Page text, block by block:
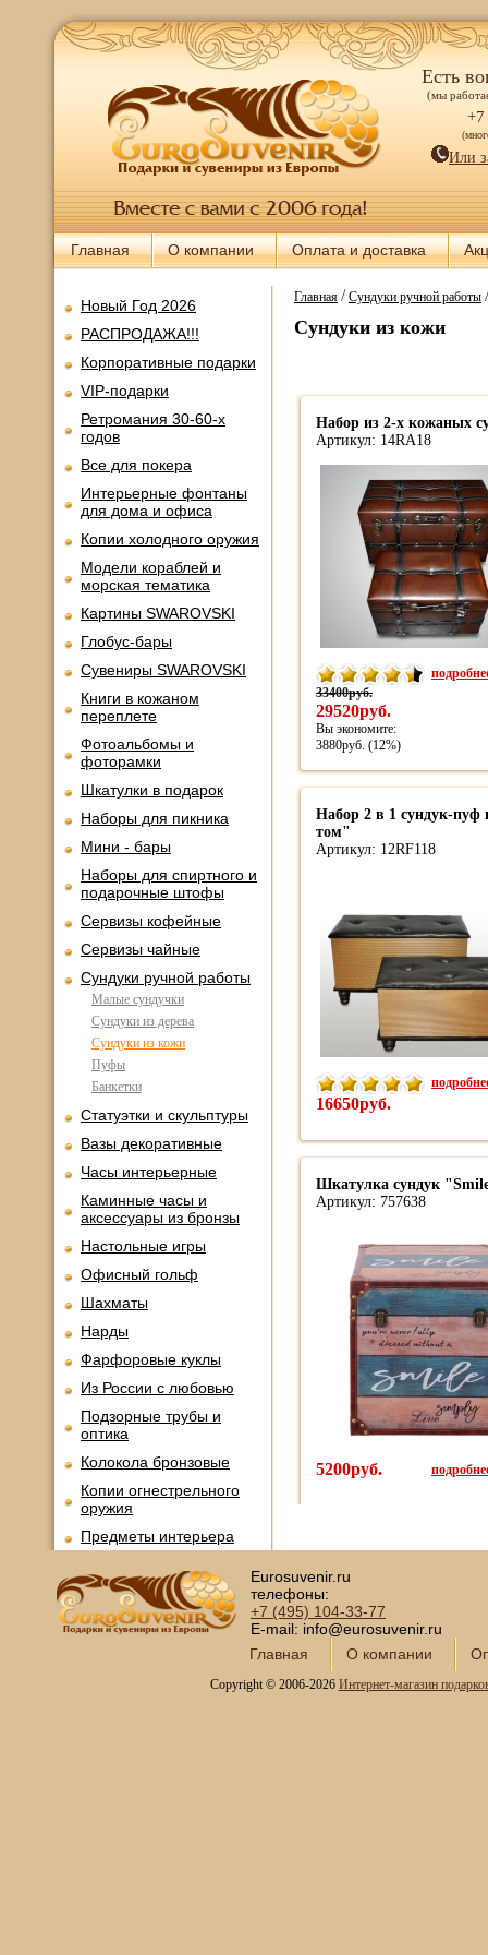
Есть
(мы
+7
Или
Главная О компании Оплата и доставка
Новый Год 2026
РАСПРОДАЖА!!!
Корпоративные подарки
VIP-подарки
Ретромания 30-60-х
годов
Все для покера
Интерьерные фонтаны
для дома и офиса
Копии холодного оружия
Модели кораблей и
морская тематика
Картины SWAROVSKI
Глобус-бары
Сувениры SWAROVSKI
Книги в кожаном
переплете
Фотоальбомы и
фоторамки
Шкатулки в подарок
Наборы для пикника
Мини - бары
Наборы для спиртного и
подарочные штофы
Сервизы кофейные
Сервизы чайные
Сундуки ручной работы
Малые сундучки
Сундуки из дерева
Сундуки из кожи
Пуфы
Банкетки
Статуэтки и скульптуры
Вазы декоративные
Часы интерьерные
Каминные часы и
аксессуары из бронзы
Настольные игры
Офисный гольф
Шахматы
Нарды
Фарфоровые куклы
Из России с любовью
Подзорные трубы и
оптика
Колокола бронзовые
Копии огнестрельного
оружия
Предметы интерьера
Открытки и конверты для
денег
Сувениры курительной
Главная/Сундуки ручной работы/
Сундуки из кожи
Набор из 2-х кожаных
Артикул: 14RA18
33400руб.
29520руб.
Вы экономите:
3880руб. (12%)
Набор 2 в 1 сундук-
том"
Артикул: 12RF118
16650руб.
Шкатулка сундук
Артикул: 757638
5200руб.
Eurosuvenir.ru
телефоны:
+7 (495) 104-33-77
E-mail: info@eurosuvenir.ru
Главная
О компании
Copyright © 2006-2026 Интернет-магазин